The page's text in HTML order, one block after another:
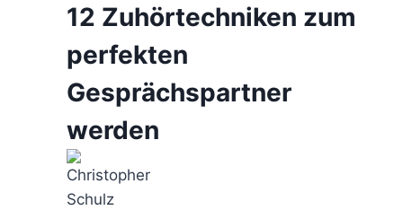
und
auf
12 Zuhörtechniken zum
perfekten
Gesprächspartner
werden